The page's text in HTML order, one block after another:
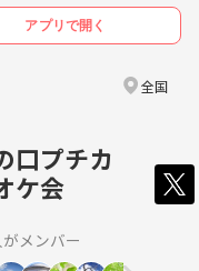
アプリで開く
全国
口プチカ
ケ会
メンバー